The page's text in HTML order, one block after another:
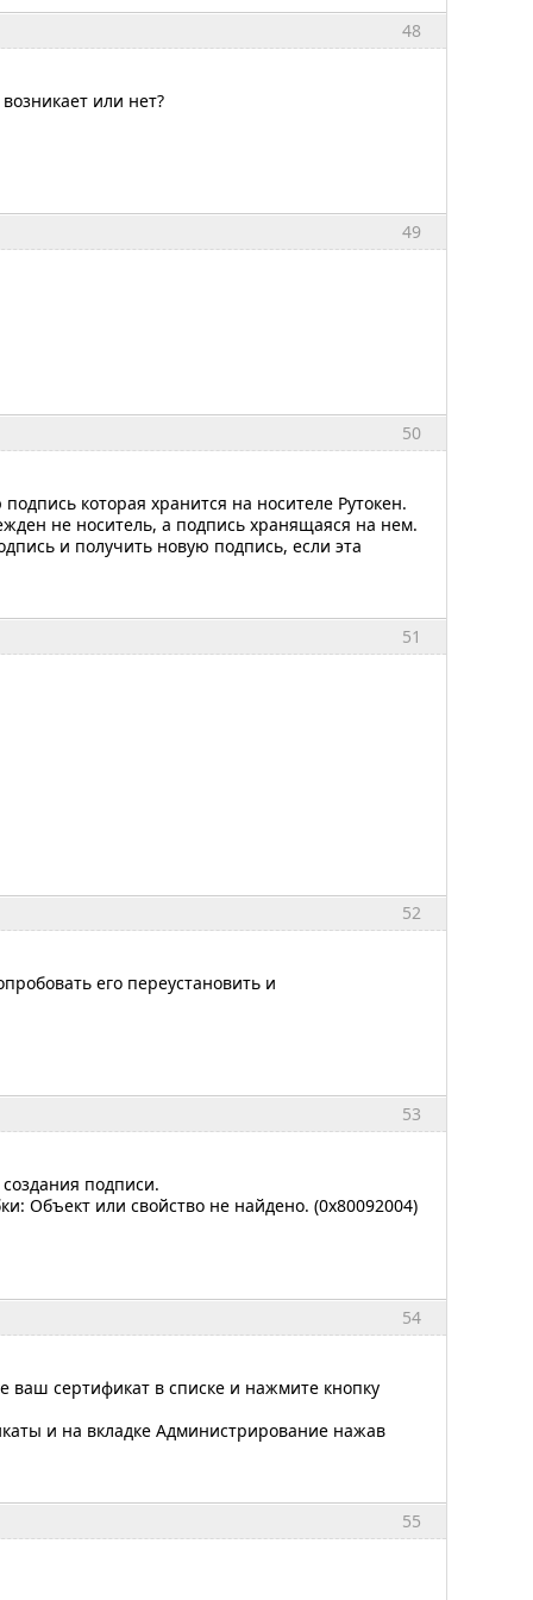
48
или нет?
49
50
которая хранится на носителе Рутокен.
не носитель, а подпись хранящаяся на нем.
и получить новую подпись, если эта
51
52
его переустановить и
53
подписи.
Объект или свойство не найдено. (0x80092004)
54
ваш сертификат в списке и нажмите кнопку
и на вкладке Администрирование нажав
55